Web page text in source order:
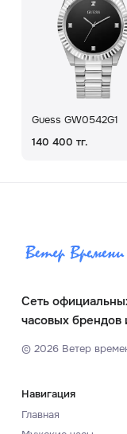
Guess GW0542G1
140 400 тг.
Сеть
часовых брендов
© 2026Ветер
Навигация
Главная